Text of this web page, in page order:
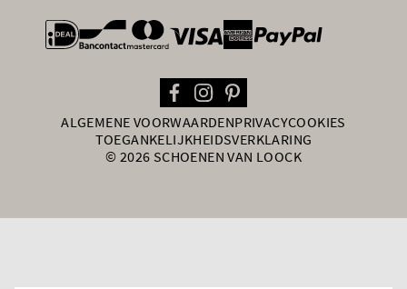
general.paymentOptions
ALGEMENE VOORWAARDENPRIVACYCOOKIES
TOEGANKELIJKHEIDSVERKLARING
© 2026 SCHOENEN VAN LOOCK